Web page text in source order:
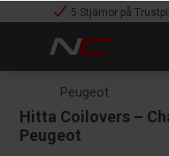
5 Stjärnor på
Peugeot
Hitta Coilovers –
Peugeot